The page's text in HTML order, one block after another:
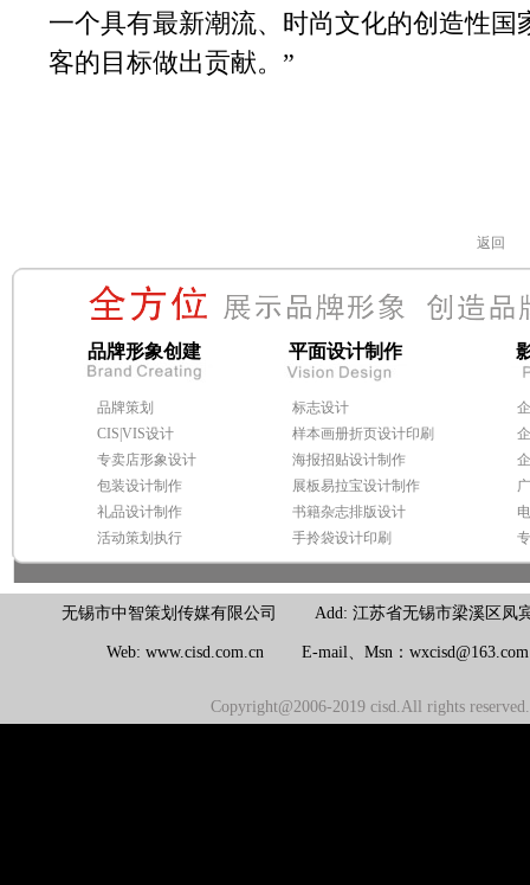
一个具有最新潮流、时尚文化的创造性
客的目标做出贡献。”
返回
品牌形象创建 平面设计制作
品牌策划
CIS|VIS设计
专卖店形象设计
包装设计制作
礼品设计制作
活动策划执行
标志设计
样本画册折页设计印刷
海报招贴设计制作
展板易拉宝设计制作
书籍杂志排版设计
手拎袋设计印刷
无锡市中智策划传媒有限公司 Add: 江苏省无锡市梁溪区凤
Web: www.cisd.com.cn E-mail、Msn：
Copyright@2006-2019 cisd.All rights